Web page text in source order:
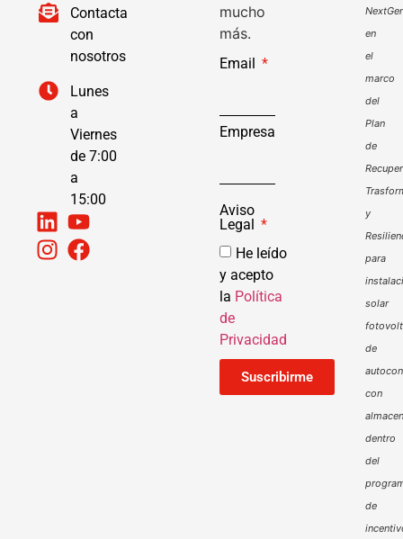
Contacta
con
nosotros
Lunes
a
Viernes
de 7:00
a
15:00
mucho
más.
Email
Empresa
Aviso
Legal
He leído
y acepto
la Política
de
Privacidad
Suscribirme
en
el
marco
del
Plan
de
y
para
solar
de
con
dentro
del
de